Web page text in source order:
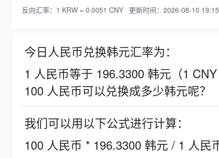
反向汇率：1 KRW = 0.0051 CNY 更新时间：2026-08-10
今日人民币兑换韩元汇率为：
1 人民币等于 196.3300 韩元（1
100 人民币可以兑换成多少韩元呢？
我们可以用以下公式进行计算：
100 人民币 * 196.3300 韩元 / 1 人民